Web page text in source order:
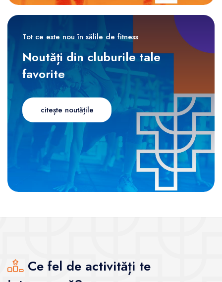
Tot ce este nou în sălile de fitness
Noutăți din cluburile tale
favorite
citește noutățile
Ce fel de activități te